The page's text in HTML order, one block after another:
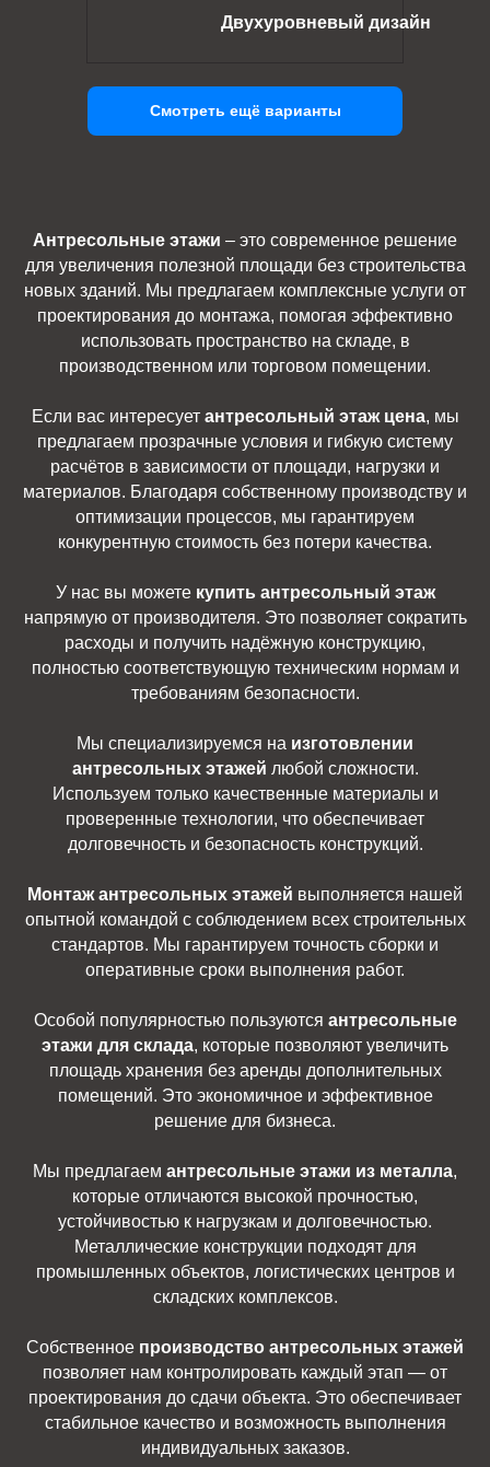
Двухуровневый дизайн
Смотреть ещё варианты
Антресольные этажи – это современное решение
для увеличения полезной площади без строительства
новых зданий. Мы предлагаем комплексные услуги от
проектирования до монтажа, помогая эффективно
использовать пространство на складе, в
производственном или торговом помещении.
Если вас интересует антресольный этаж цена, мы
предлагаем прозрачные условия и гибкую систему
расчётов в зависимости от площади, нагрузки и
материалов. Благодаря собственному производству и
оптимизации процессов, мы гарантируем
конкурентную стоимость без потери качества.
У нас вы можете купить антресольный этаж
напрямую от производителя. Это позволяет сократить
расходы и получить надёжную конструкцию,
полностью соответствующую техническим нормам и
требованиям безопасности.
Мы специализируемся на изготовлении
антресольных этажей любой сложности.
Используем только качественные материалы и
проверенные технологии, что обеспечивает
долговечность и безопасность конструкций.
Монтаж антресольных этажей выполняется нашей
опытной командой с соблюдением всех строительных
стандартов. Мы гарантируем точность сборки и
оперативные сроки выполнения работ.
Особой популярностью пользуются антресольные
этажи для склада, которые позволяют увеличить
площадь хранения без аренды дополнительных
помещений. Это экономичное и эффективное
решение для бизнеса.
Мы предлагаем антресольные этажи из металла,
которые отличаются высокой прочностью,
устойчивостью к нагрузкам и долговечностью.
Металлические конструкции подходят для
промышленных объектов, логистических центров и
складских комплексов.
Собственное производство антресольных этажей
позволяет нам контролировать каждый этап — от
проектирования до сдачи объекта. Это обеспечивает
стабильное качество и возможность выполнения
индивидуальных заказов.